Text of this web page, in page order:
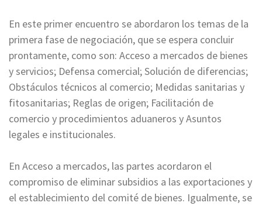
En este primer encuentro se abordaron los temas de la
primera fase de negociación, que se espera concluir
prontamente, como son: Acceso a mercados de bienes
y servicios; Defensa comercial; Solución de diferencias;
Obstáculos técnicos al comercio; Medidas sanitarias y
fitosanitarias; Reglas de origen; Facilitación de
comercio y procedimientos aduaneros y Asuntos
legales e institucionales.
En Acceso a mercados, las partes acordaron el
compromiso de eliminar subsidios a las exportaciones y
el establecimiento del comité de bienes. Igualmente, se